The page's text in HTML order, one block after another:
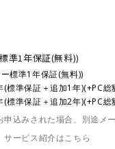
準1年保証(無料))
標準1年保証(無料))
標準保証＋追加1年)(+PC総
標準保証＋追加2年)(+PC総
込みされた場合、別途メ
サービス紹介はこちら